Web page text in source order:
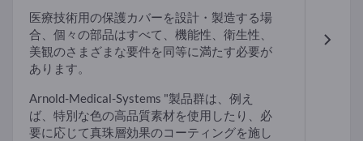
医療技術用の保護カバーを設計・製造する場
合、個々の部品はすべて、機能性、衛生性、
美観のさまざまな要件を同等に満たす必要が
あります。
Arnold-Medical-Systems "製品群は、例え
ば、特別な色の高品質素材を使用したり、必
要に応じて真珠層効果のコーティングを施し